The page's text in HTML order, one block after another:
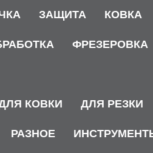
ЗАЩИТА КОВКА
ФРЕЗЕРОВКА
КОВКИ ДЛЯ РЕЗКИ
РАЗНОЕ